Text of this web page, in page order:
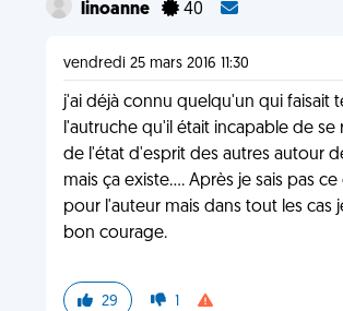
linoanne 40
vendredi 25 mars 2016 11:30
j'ai déjà connu quelqu'un qui faisait
l'autruche qu'il était incapable de
de l'état d'esprit des autres autour
mais ça existe.... Après je sais pas
pour l'auteur mais dans tout les cas
bon courage.
29 1